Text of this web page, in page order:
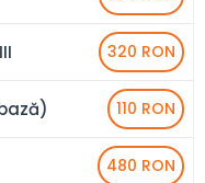
320 RON
110 RON
480 RON